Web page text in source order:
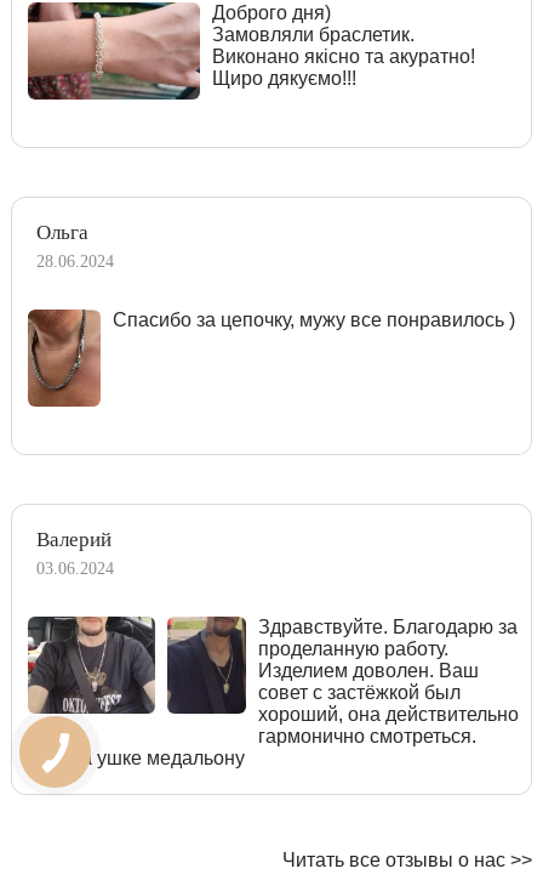
Доброго дня)
Замовляли браслетик.
Виконано якісно та акуратно!
Щиро дякуємо!!!
Ольга
28.06.2024
Спасибо за цепочку, мужу все понравилось )
Валерий
03.06.2024
Здравствуйте. Благодарю за
проделанную работу.
Изделием доволен. Ваш
совет с застёжкой был
хороший, она действительно
гармонично смотреться.
Узор на ушке медальону
Читать все отзывы о нас >>